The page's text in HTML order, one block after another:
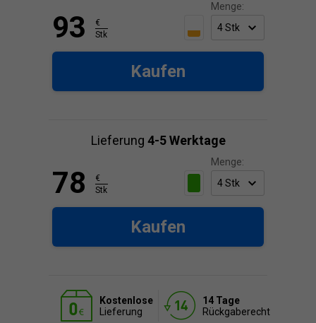
Menge:
93
€
Stk
Kaufen
Lieferung 4-5 Werktage
Menge:
78
€
Stk
Kaufen
Kostenlose
Lieferung
14 Tage
Rückgaberecht